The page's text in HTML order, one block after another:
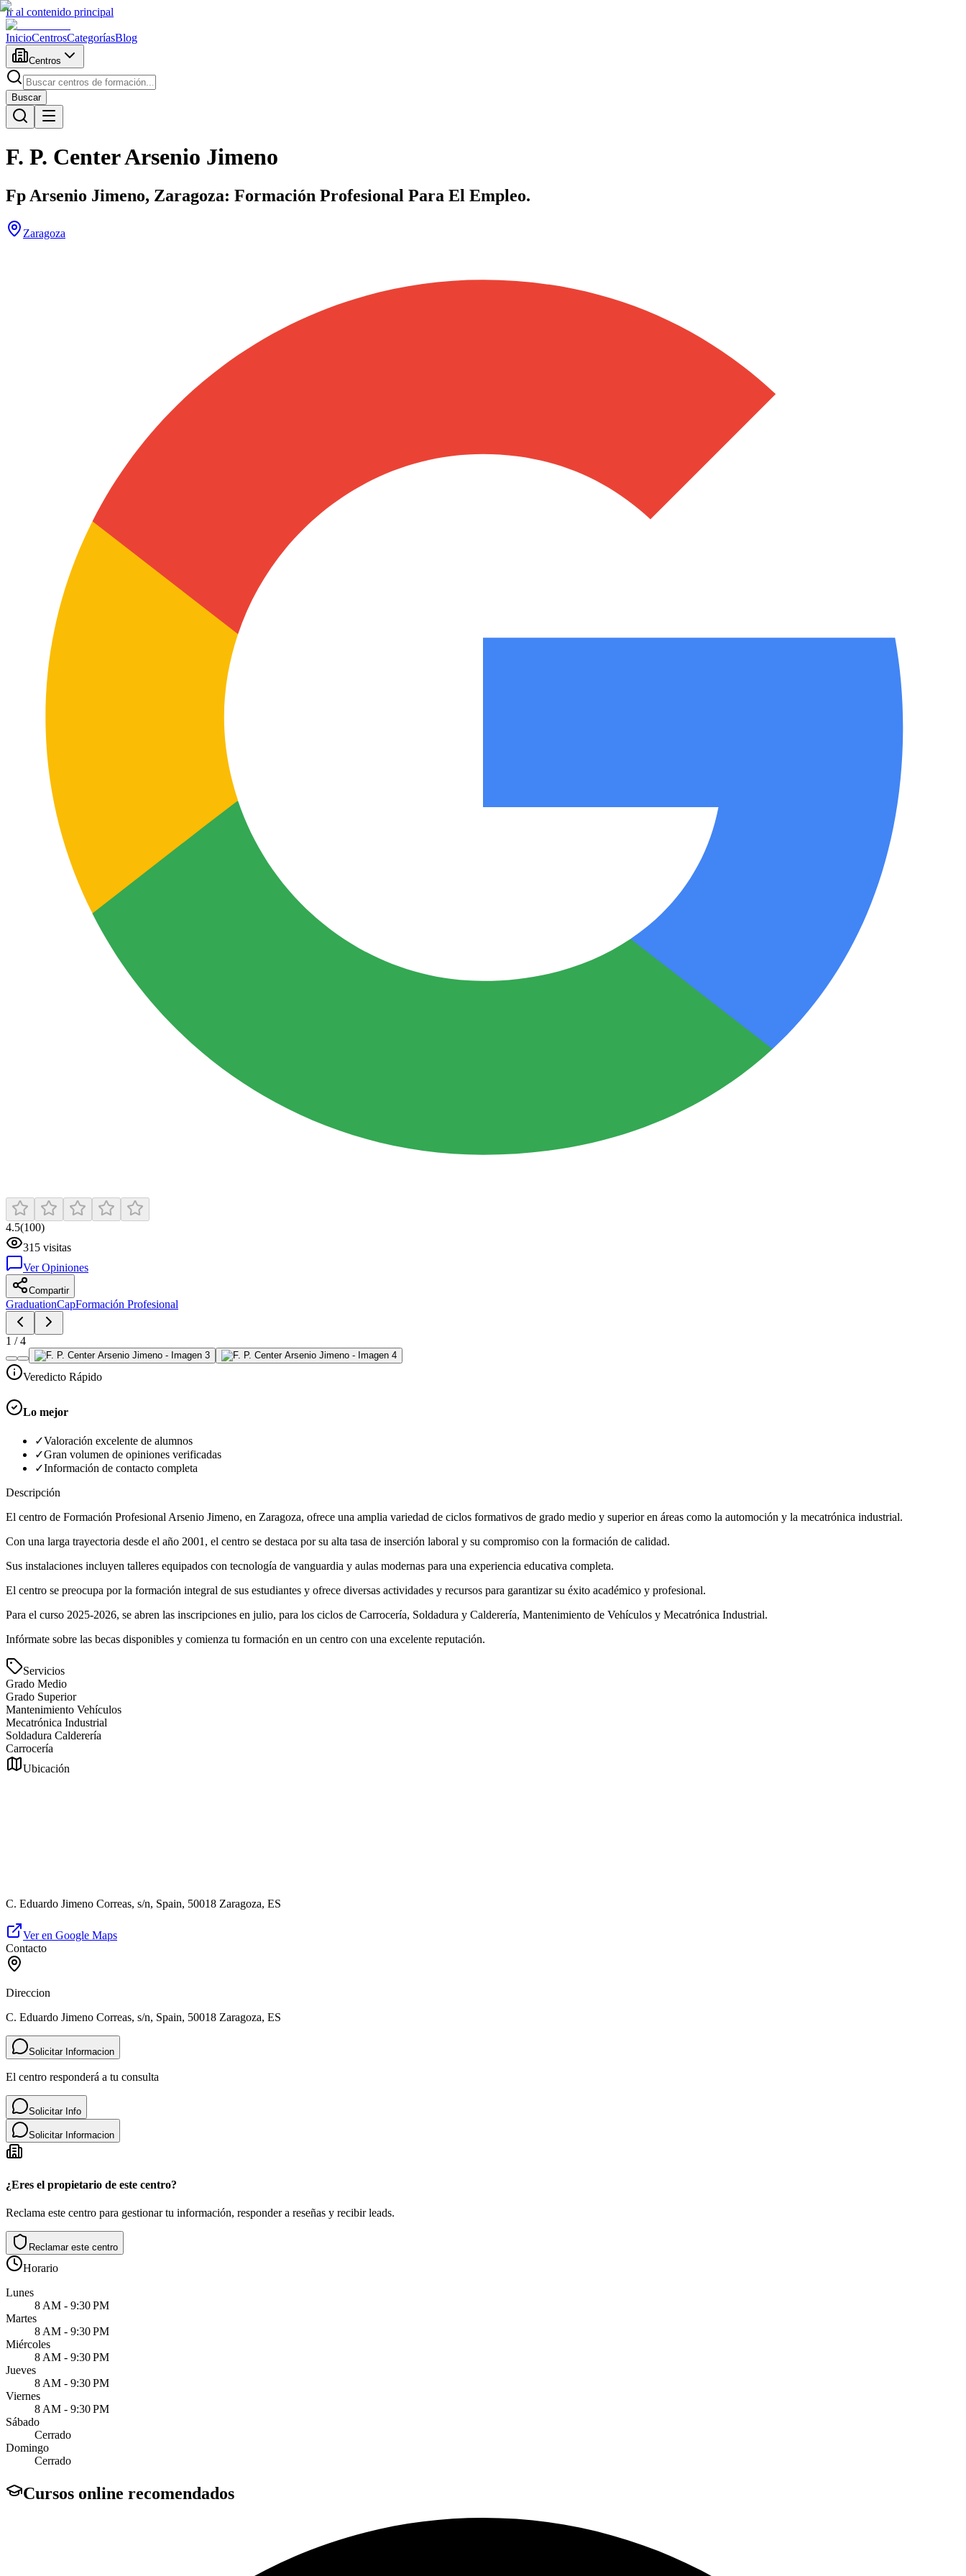
Ir al contenido principal
InicioCentrosCategoríasBlog
Centros
Buscar
F. P. Center Arsenio Jimeno
Fp Arsenio Jimeno, Zaragoza: Formación Profesional Para El Empleo.
Zaragoza
4.5(100)
315 visitas
Ver Opiniones
Compartir
GraduationCapFormación Profesional
1 /4
Veredicto Rápido
Lo mejor
✓Valoración excelente de alumnos
✓Gran volumen de opiniones verificadas
✓Información de contacto completa
Descripción
El centro de Formación Profesional Arsenio Jimeno, en Zaragoza, ofrece una amplia variedad de ciclos formativos de grado medio y superior en áreas como la automoción y la mecatrónica industrial.
Con una larga trayectoria desde el año 2001, el centro se destaca por su alta tasa de inserción laboral y su compromiso con la formación de calidad.
Sus instalaciones incluyen talleres equipados con tecnología de vanguardia y aulas modernas para una experiencia educativa completa.
El centro se preocupa por la formación integral de sus estudiantes y ofrece diversas actividades y recursos para garantizar su éxito académico y profesional.
Para el curso 2025-2026, se abren las inscripciones en julio, para los ciclos de Carrocería, Soldadura y Calderería, Mantenimiento de Vehículos y Mecatrónica Industrial.
Infórmate sobre las becas disponibles y comienza tu formación en un centro con una excelente reputación.
Servicios
Grado Medio
Grado Superior
Mantenimiento Vehículos
Mecatrónica Industrial
Soldadura Calderería
Carrocería
Ubicación
C. Eduardo Jimeno Correas, s/n, Spain, 50018 Zaragoza, ES
Ver en Google Maps
Contacto
Direccion
C. Eduardo Jimeno Correas, s/n, Spain, 50018 Zaragoza, ES
Solicitar Informacion
El centro responderá a tu consulta
Solicitar Info
Solicitar Informacion
¿Eres el propietario de este centro?
Reclama este centro para gestionar tu información, responder a reseñas y recibir leads.
Reclamar este centro
Horario
Lunes
8 AM - 9:30 PM
Martes
8 AM - 9:30 PM
Miércoles
8 AM - 9:30 PM
Jueves
8 AM - 9:30 PM
Viernes
8 AM - 9:30 PM
Sábado
Cerrado
Domingo
Cerrado
Cursos online recomendados